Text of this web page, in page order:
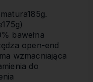
bawełna
open-end
wzmacniająca
do